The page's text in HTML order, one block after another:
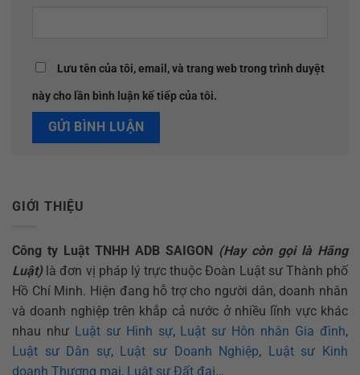
Lưu tên của tôi, email, và trang web trong trình duyệt
này cho lần bình luận kế tiếp của tôi.
GIỚI THIỆU
Công ty Luật TNHH ADB SAIGON (Hay còn gọi là Hãng
Luật) là đơn vị pháp lý trực thuộc Đoàn Luật sư Thành phố
Hồ Chí Minh. Hiện đang hỗ trợ cho người dân, doanh nhân
và doanh nghiệp trên khắp cả nước ở nhiều lĩnh vực khác
nhau như Luật sư Hình sự, Luật sư Hôn nhân Gia đình,
Luật sư Dân sự, Luật sư Doanh Nghiệp, Luật sư Kinh
doanh Thương mại, Luật sư Đất đai…